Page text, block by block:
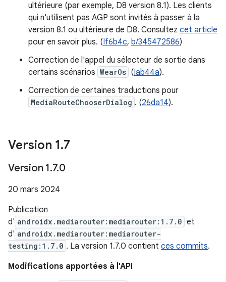
ultérieure (par exemple, D8 version 8.1). Les clients
qui n'utilisent pas AGP sont invités à passer à la
version 8.1 ou ultérieure de D8. Consultez cet article
pour en savoir plus. (If6b4c, b/345472586)
Correction de l'appel du sélecteur de sortie dans
certains scénarios WearOs (Iab44a).
Correction de certaines traductions pour
MediaRouteChooserDialog . (26da14).
Version 1.7
Version 1.7.0
20 mars 2024
Publication
d' androidx.mediarouter:mediarouter:1.7.0 et
d' androidx.mediarouter:mediarouter-
testing:1.7.0 . La version 1.7.0 contient ces commits.
Modifications apportées à l'API